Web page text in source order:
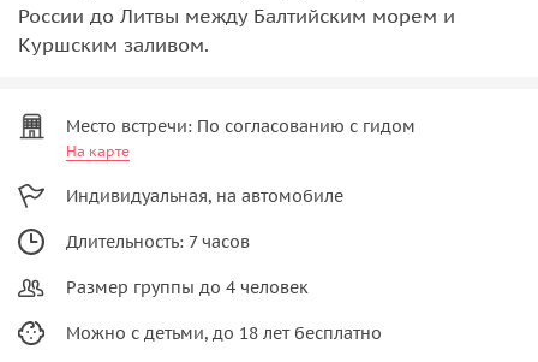
России до Литвы между Балтийским морем и
Куршским заливом.
Место встречи: По согласованию с гидом
На карте
Индивидуальная, на автомобиле
Длительность: 7 часов
Размер группы до 4 человек
Можно с детьми, до 18 лет бесплатно